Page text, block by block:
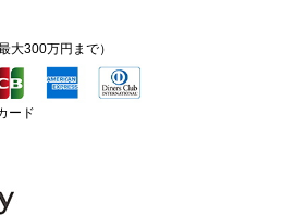
大300万円まで）
ード